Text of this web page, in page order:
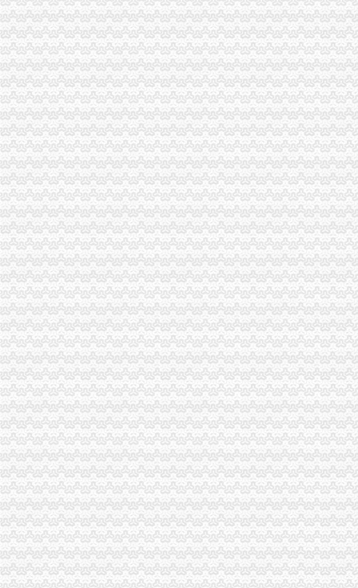
市局团总支积筹备“五·四”一般纳税人怎么交税青年节野外拓展训练活动
高新区局以开拓创新的一般纳税人认定标准工作思路积索执法监管新领域
九龙坡局怎么注册一般纳税人开展印刷行业专项检查
梁平局怎么注册一般纳税人精心组织垄断专项执法工作
长寿局一般纳税人怎么交税加内部制约预防商业贿赂
梁平局一般纳税人公司条件四项措施发展个经济
璧山局一般纳税人公司注册五措施全力推进理商业贿赂
秀山局一般纳税人公司注册八项措施推进社会主义新农村建设
九龙坡局一般纳税人注册流程开展制止欺诈月活动见成效
渝北局一般纳税人怎么交税成功调解房屋购销纠纷
北碚局代办一般纳税人顺利完成岗位大练——自练自考
开县局代办一般纳税人四项措施力求提高办公室工作水平
单衍华副局一般纳税人公司注册长对规范发展农村经纪人提出四点意见
南川局继续深化“走近企业”怎么注册一般纳税人活动
丰都局一般纳税人公司条件风廉政建设着力解决七类突出问题
垫江局一般纳税人认定标准坪山工商所加高危行业监管取得成效
市一般纳税人公司条件局召开农资商品质量抽检新闻发布会
万州区个协会实施“1234”一般纳税人注册流程活动努力提升协会形象
重庆市一般纳税人公司注册广告违法率下降至7.6个百分点
市一般纳税人认定标准局年检准备充分工作进展顺利
铜梁局一般纳税人公司注册四项措施加财务管理
城口县工商局注册窗口连续获“流动红旗”一般纳税人公司条件窗口称号
沙区局一般纳税人怎么交税大力整大学城校园周边环境
周朝东局长、一般纳税人公司条件郭翔副局长到高新园分局检查指导工作
北碚局一般纳税人认定标准加大力度切实规范户外广告发布行为
巴南局一般纳税人公司注册认真部署扎实开展食品安全监管工作
秀山局代办一般纳税人凤凰山所化企业年检工作
我市一般纳税人怎么交税一季度广告业平稳发展
市一般纳税人怎么交税局召开全市工商系统理商业贿赂专项工作会议
九龙坡局一般纳税人公司条件五措并举加娱乐行业噪声污染监管
梁平局“五化五突出”代办一般纳税人深化执法办案
市一般纳税人注册流程局外资处大力开展外商投资企业网上年检培训工作
潼南局牵头开展旅游市代办一般纳税人场联合整
南岸局一般纳税人公司条件有序推进商标分类监管应用平台试点工作
九龙坡局开展《重庆市一般纳税人公司注册合同格式条款监督条例》宣咨询活动